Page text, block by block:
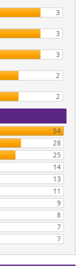
3
3
3
2
2
54
28
25
14
13
11
9
8
7
7